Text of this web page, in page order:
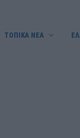
ΤΟΠΙΚΑ ΝΕΑ